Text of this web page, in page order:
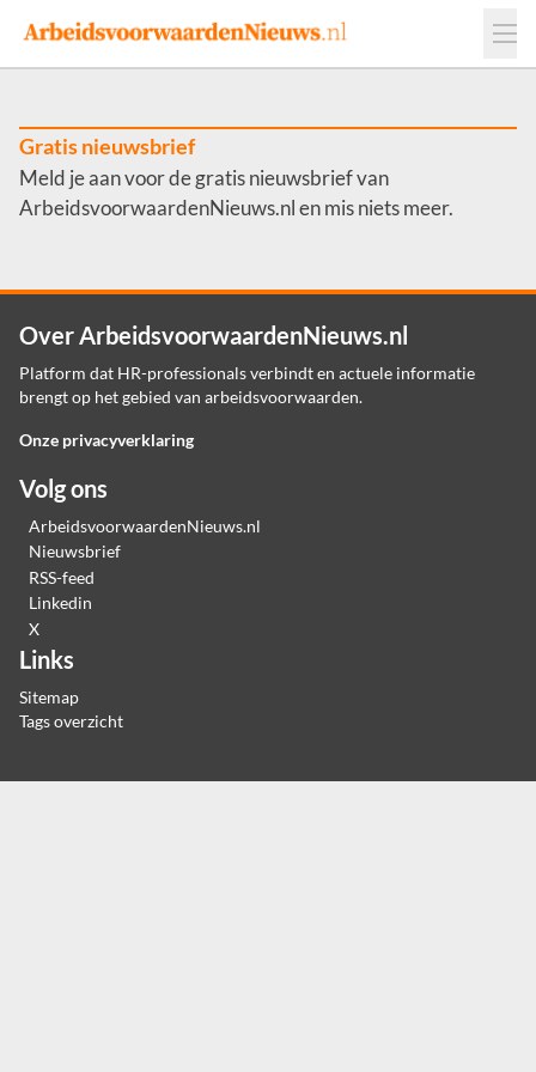
Events
Adverteren
Werkgevers
Contact
Gratis nieuwsbrief
Meld je aan voor de gratis nieuwsbrief van
ArbeidsvoorwaardenNieuws.nl en mis niets meer.
Over ArbeidsvoorwaardenNieuws.nl
Platform dat HR-professionals verbindt en actuele informatie
brengt op het gebied van arbeidsvoorwaarden.
Onze privacyverklaring
Volg ons
ArbeidsvoorwaardenNieuws.nl
Nieuwsbrief
RSS-feed
Linkedin
X
Links
Sitemap
Tags overzicht